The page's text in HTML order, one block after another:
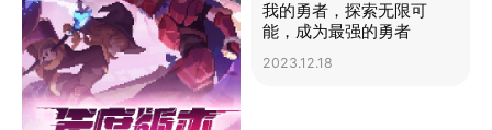
我的勇者，探索无限可
能，成为最强的勇者
2023.12.18